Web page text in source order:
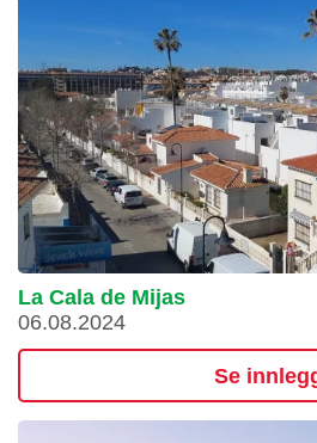
La Cala de Mijas
06.08.2024
Se